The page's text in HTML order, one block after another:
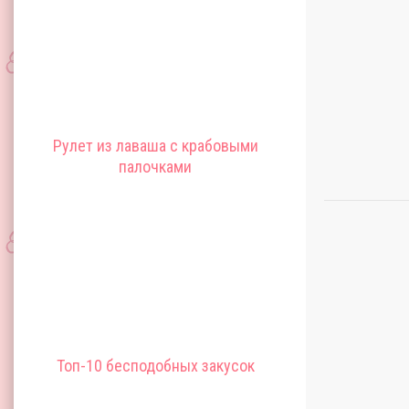
Рулет из лаваша с крабовыми
палочками
Топ-10 бесподобных закусок